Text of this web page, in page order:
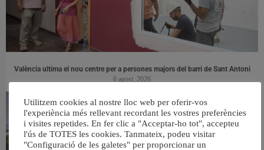
València ultima el nou centre per a persones majors del barri de Sant Antoni
6 agost, 2026
Utilitzem cookies al nostre lloc web per oferir-vos
l'experiència més rellevant recordant les vostres preferències
i visites repetides. En fer clic a "Acceptar-ho tot", accepteu
l'ús de TOTES les cookies. Tanmateix, podeu visitar
"Configuració de les galetes" per proporcionar un